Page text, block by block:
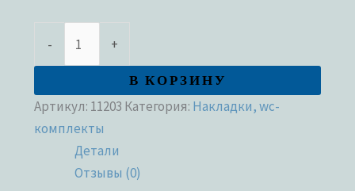
- +
В КОРЗИНУ
Артикул: 11203 Категория: Накладки, wc-
комплекты
Детали
Отзывы (0)